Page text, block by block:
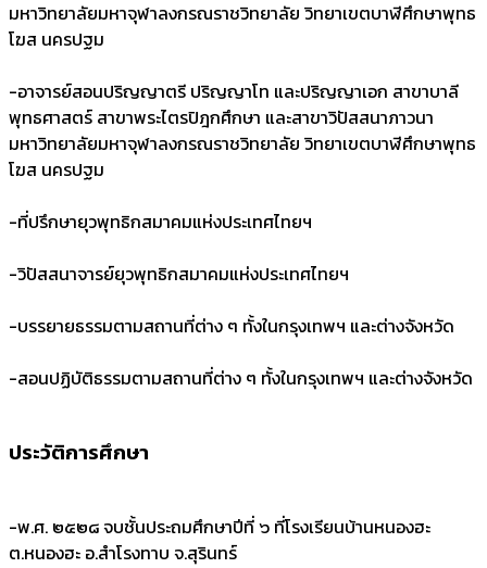
มหาวิทยาลัยมหาจุฬาลงกรณราชวิทยาลัย วิทยาเขตบาฬีศึกษาพุทธ
โฆส นครปฐม
-อาจารย์สอนปริญญาตรี ปริญญาโท และปริญญาเอก สาขาบาลี
พุทธศาสตร์ สาขาพระไตรปิฎกศึกษา และสาขาวิปัสสนาภาวนา
มหาวิทยาลัยมหาจุฬาลงกรณราชวิทยาลัย วิทยาเขตบาฬีศึกษาพุทธ
โฆส นครปฐม
-ที่ปรึกษายุวพุทธิกสมาคมแห่งประเทศไทยฯ
-วิปัสสนาจารย์ยุวพุทธิกสมาคมแห่งประเทศไทยฯ
-บรรยายธรรมตามสถานที่ต่าง ๆ ทั้งในกรุงเทพฯ และต่างจังหวัด
-สอนปฏิบัติธรรมตามสถานที่ต่าง ๆ ทั้งในกรุงเทพฯ และต่างจังหวัด
ประวัติการศึกษา
-พ.ศ. ๒๕๒๘ จบชั้นประถมศึกษาปีที่ ๖ ที่โรงเรียนบ้านหนองฮะ
ต.หนองฮะ อ.สำโรงทาบ จ.สุรินทร์